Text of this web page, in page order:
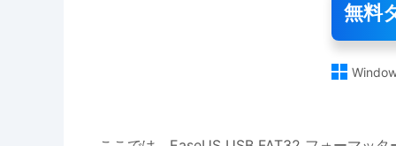
無料
